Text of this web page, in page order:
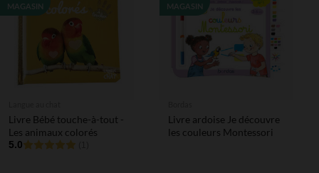
MAGASIN
Livre Bébé touche-à-tout -
Les animaux colorés
5.0
MAGASIN
Livre ardoise Je découvre
les couleurs Montessori